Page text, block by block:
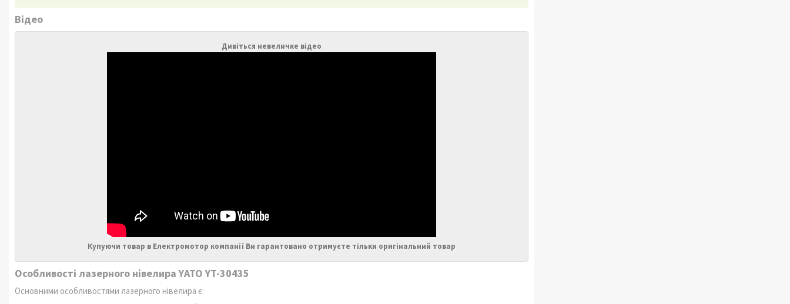
Відео
Дивіться невеличке відео
Купуючи товар в Електромотор компанії Ви гарантовано отримуєте тільки оригінальний товар
Особливості лазерного нівелира YATO YT-30435
Основними особливостями лазерного нівелира є: